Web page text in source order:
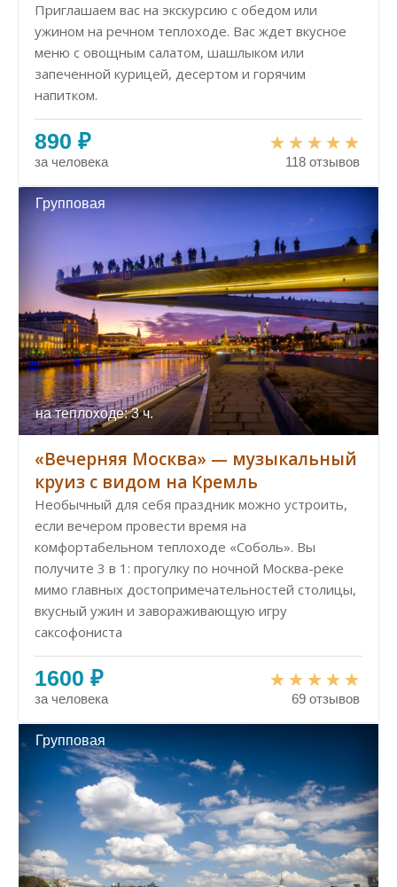
Приглашаем вас на экскурсию с обедом или
ужином на речном теплоходе. Вас ждет вкусное
меню с овощным салатом, шашлыком или
запеченной курицей, десертом и горячим
напитком.
890 ₽
за человека 118 отзывов
Групповая
на теплоходе: 3 ч.
«Вечерняя Москва» — музыкальный
круиз с видом на Кремль
Необычный для себя праздник можно устроить,
если вечером провести время на
комфортабельном теплоходе «Соболь». Вы
получите 3 в 1: прогулку по ночной Москва-реке
мимо главных достопримеча­тель­нос­тей столицы,
вкусный ужин и завораживающую игру
саксофониста
1600 ₽
за человека 69 отзывов
Групповая